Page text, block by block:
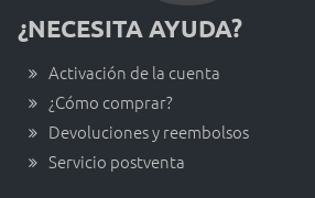
¿NECESITA AYUDA?
Activación de la cuenta
¿Cómo comprar?
Devoluciones y reembolsos
Servicio postventa